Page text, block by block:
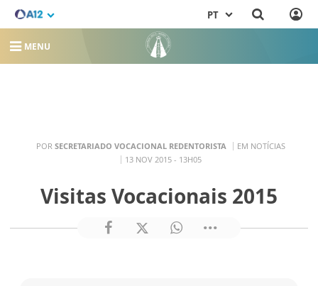
PT
MENU
POR SECRETARIADO VOCACIONAL REDENTORISTA
EM NOTÍCIAS
13 NOV 2015 - 13H05
Visitas Vocacionais 2015